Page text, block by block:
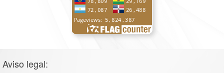
Aviso legal: